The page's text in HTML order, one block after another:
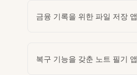
금융 기록을 위한 파일 저장 앱
복구 기능을 갖춘 노트 필기 앱